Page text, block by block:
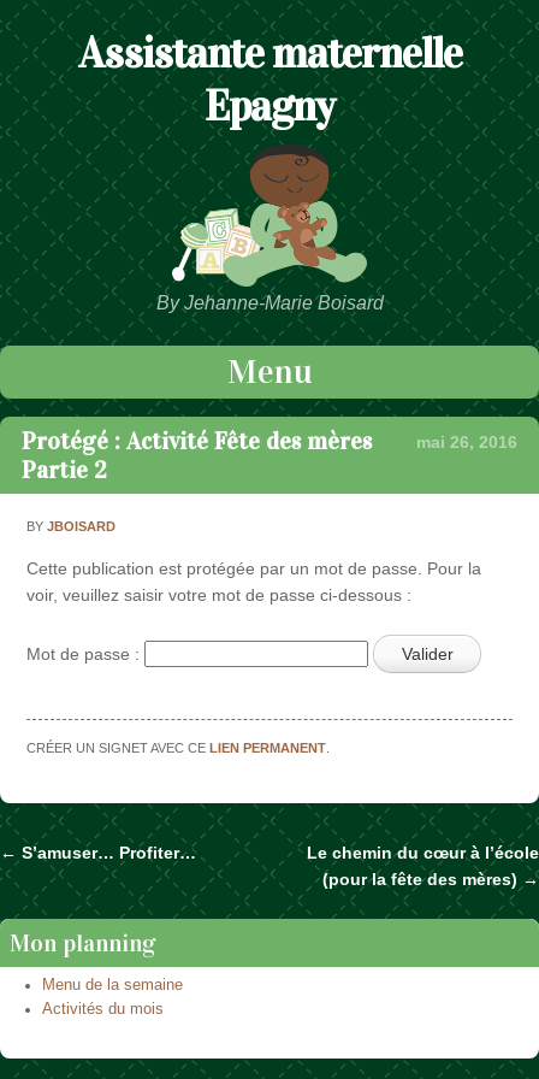
Assistante maternelle
Epagny
By Jehanne-Marie Boisard
Menu
Passer au contenu
Protégé : Activité Fête des mères
Partie 2
mai 26, 2016
BYJBOISARD
Cette publication est protégée par un mot de passe. Pour la
voir, veuillez saisir votre mot de passe ci-dessous :
Mot de passe :
CRÉER UN SIGNET AVEC CELIEN PERMANENT
Naviguer dans les articles
← S’amuser… Profiter…
Le chemin du cœur à l’école
(pour la fête des mères) →
Mon planning
Menu de la semaine
Activités du mois